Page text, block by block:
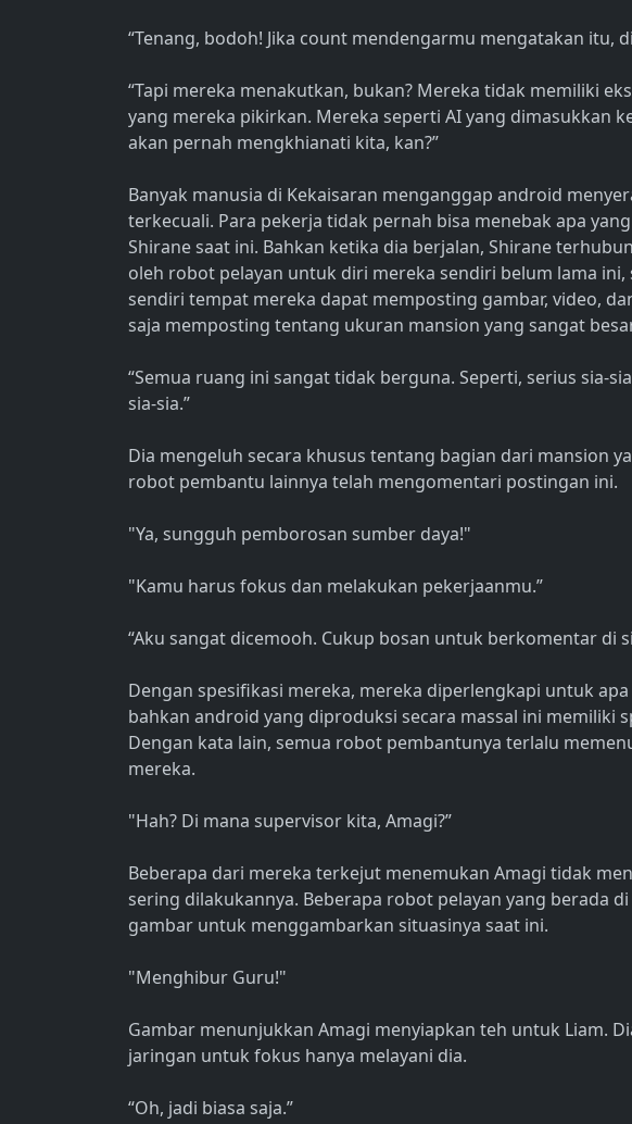
“Tenang, bodoh! Jika count mendengarmu mengatakan itu,
“Tapi mereka menakutkan, bukan? Mereka tidak memiliki
yang mereka pikirkan. Mereka seperti AI yang dimasukkan
akan pernah mengkhianati kita, kan?”
Banyak manusia di Kekaisaran menganggap android
terkecuali. Para pekerja tidak pernah bisa menebak apa
Shirane saat ini. Bahkan ketika dia berjalan, Shirane
oleh robot pelayan untuk diri mereka sendiri belum lama
sendiri tempat mereka dapat memposting gambar, video,
saja memposting tentang ukuran mansion yang sangat
“Semua ruang ini sangat tidak berguna. Seperti, serius sia-
sia-sia.”
Dia mengeluh secara khusus tentang bagian dari mansion
robot pembantu lainnya telah mengomentari postingan ini.
"Ya, sungguh pemborosan sumber daya!"
"Kamu harus fokus dan melakukan pekerjaanmu.”
“Aku sangat dicemooh. Cukup bosan untuk berkomentar di
Dengan spesifikasi mereka, mereka diperlengkapi untuk apa
bahkan android yang diproduksi secara massal ini memiliki
Dengan kata lain, semua robot pembantunya terlalu
mereka.
"Hah? Di mana supervisor kita, Amagi?”
Beberapa dari mereka terkejut menemukan Amagi tidak
sering dilakukannya. Beberapa robot pelayan yang berada
gambar untuk menggambarkan situasinya saat ini.
"Menghibur Guru!"
Gambar menunjukkan Amagi menyiapkan teh untuk Liam.
jaringan untuk fokus hanya melayani dia.
“Oh, jadi biasa saja.”